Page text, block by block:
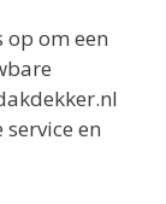
op om een
en